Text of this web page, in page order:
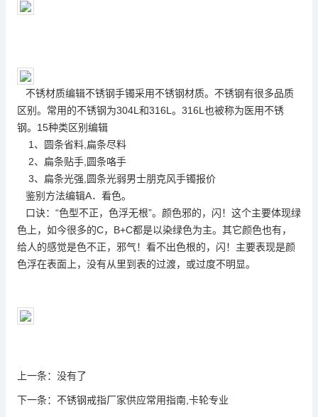
不锈材质编辑不锈钢手镯采用不锈钢材质。不锈钢有很多品质
区别。常用的不锈钢为304L和316L。316L也被称为医用不锈
钢。15种类区别编辑
1、圆条省料,扁条尽料
2、扁条贴手,圆条咯手
3、扁条光强,圆条光弱男士朋克风手镯报价
鉴别方法编辑A．看色。
口诀：“色型不正，色浮无根”。颜色邪的，闪！这个主要体现绿
色上，如今很多的C，B+C都是以染绿色为主。其它颜色也有，
给人的感觉是色不正，邪气！看不出色根的，闪！主要表现是颜
色浮在表面上，没有从里到表的过渡，或过度不明显。
上一条： 没有了
下一条： 不锈钢戒指厂家供应常用指南,卡轮专业